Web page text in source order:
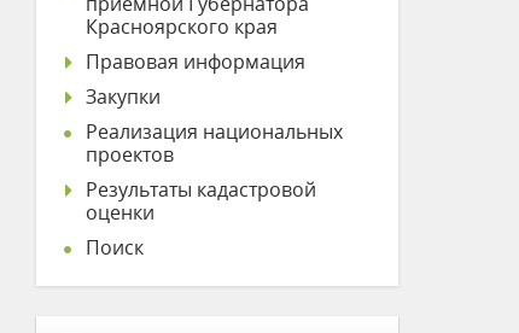
Красноярского края
Правовая информация
Закупки
Реализация национальных
проектов
Результаты кадастровой
оценки
Поиск